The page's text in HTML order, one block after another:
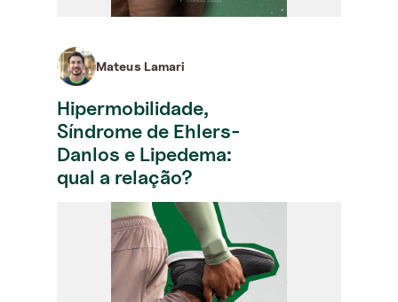
Mateus Lamari
Hipermobilidade,
Síndrome de Ehlers-
Danlos e Lipedema:
qual a relação?